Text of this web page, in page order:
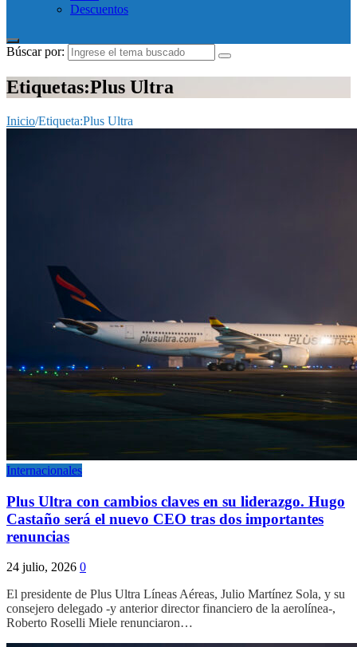
Descuentos
Búscar por:
Etiquetas:Plus Ultra
Inicio/Etiqueta:Plus Ultra
Internacionales
Plus Ultra con cambios claves en su liderazgo. Hugo
Castaño será el nuevo CEO tras dos importantes
renuncias
24 julio, 2026 0
El presidente de Plus Ultra Líneas Aéreas, Julio Martínez Sola, y su
consejero delegado -y anterior director financiero de la aerolínea-,
Roberto Roselli Miele renunciaron…